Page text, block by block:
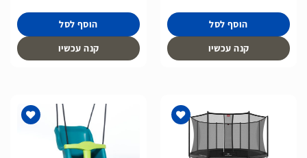
הוסף לסל
קנה עכשיו
הוסף לסל
קנה עכשיו